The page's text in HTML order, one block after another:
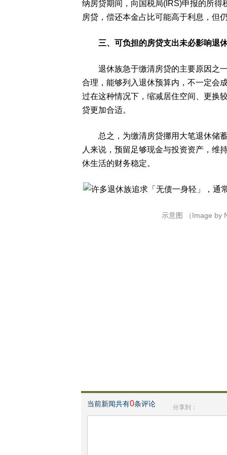
纳房贷期间，向国税局(IRS)申报的所
房贷，偿还本金占比可能高于利息，但
三、可负担的房贷支出未必影响退
退休族急于缴清房贷的主要原因之一
合理，能够列入退休预算内，不一定会
过在这种情况下，缩减居住空间、更换
贷更加合适。
总之，为缴清房贷挪用大笔退休储蓄
人来说，预留足够现金与投资资产，维
休生活的财务稳定。
示意图 （Image by
当前新闻共有0条评论 分享到：